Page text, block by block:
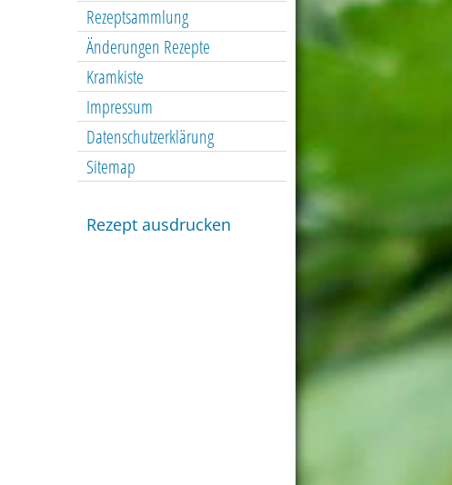
Rezeptsammlung
Änderungen Rezepte
Kramkiste
Impressum
Datenschutzerklärung
Sitemap
Rezept ausdrucken